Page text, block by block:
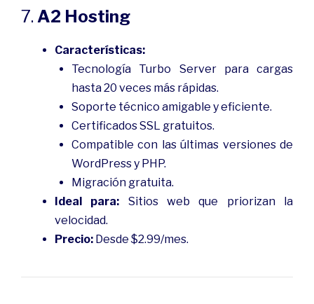
7. A2 Hosting
Características:
Tecnología Turbo Server para cargas
hasta 20 veces más rápidas.
Soporte técnico amigable y eficiente.
Certificados SSL gratuitos.
Compatible con las últimas versiones de
WordPress y PHP.
Migración gratuita.
Ideal para: Sitios web que priorizan la
velocidad.
Precio: Desde $2.99/mes.